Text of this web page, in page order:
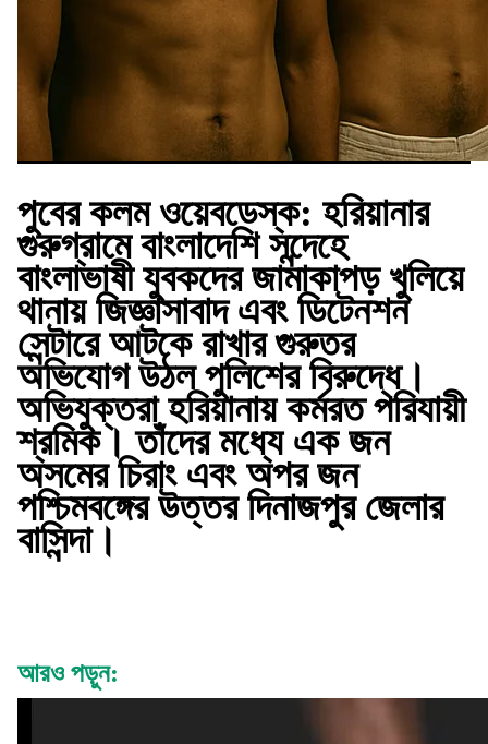
পুবের কলম ওয়েবডেস্ক: হরিয়ানার
গুরুগ্রামে বাংলাদেশি সন্দেহে
বাংলাভাষী যুবকদের জামাকাপড় খুলিয়ে
থানায় জিজ্ঞাসাবাদ এবং ডিটেনশন
সেন্টারে আটকে রাখার গুরুতর
অভিযোগ উঠল পুলিশের বিরুদ্ধে।
অভিযুক্তরা হরিয়ানায় কর্মরত পরিযায়ী
শ্রমিক। তাঁদের মধ্যে এক জন
অসমের চিরাং এবং অপর জন
পশ্চিমবঙ্গের উত্তর দিনাজপুর জেলার
বাসিন্দা।
আরও পড়ুন: